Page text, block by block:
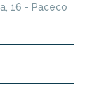
16 - Paceco